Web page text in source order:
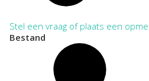
Stel een vraag of plaats een
Bestand